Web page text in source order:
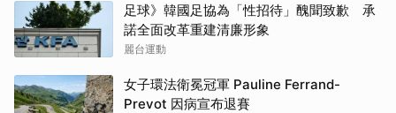
足球》韓國足協為「性招待」醜聞致歉 承
諾全面改革重建清廉形象
麗台運動
女子環法衛冕冠軍 Pauline Ferrand-
Prevot 因病宣布退賽